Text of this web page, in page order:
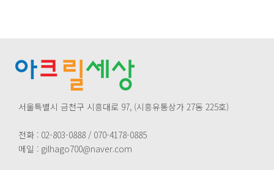
서울특별시 금천구 시흥대로 97, (시흥유통상가 27동 225호)
전화 : 02-803-0888 / 070-4178-0885
메일 : gilhago700@naver.com